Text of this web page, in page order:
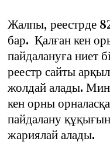
Жалпы, реестрде
бар. Қалған кен
пайдалануға ниет
реестр сайты
жолдай алады.
кен орны
пайдалану
жариялай алады.